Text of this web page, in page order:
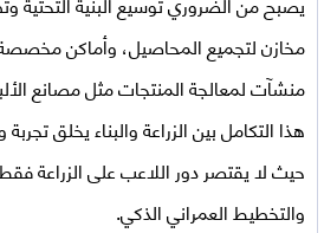
مخازن لتجميع المحاصيل، وأماكن مخصصة
منشآت لمعالجة المنتجات مثل مصانع
هذا التكامل بين الزراعة والبناء يخلق
حيث لا يقتصر دور اللاعب على الزراعة
والتخطيط العمراني الذكي.